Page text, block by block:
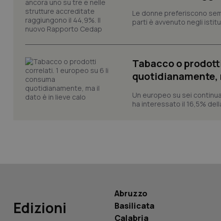
Le donne preferiscono
parti è avvenuto negli
Tabacco o
quotidianamente,
Un europeo su sei
ha interessato il 16,5%
Edizioni
Abruzzo
Basilicata
Calabria
Nome
_ga_0VMQEQKQ1N
Nome
VISITOR_INFO1_LIVE